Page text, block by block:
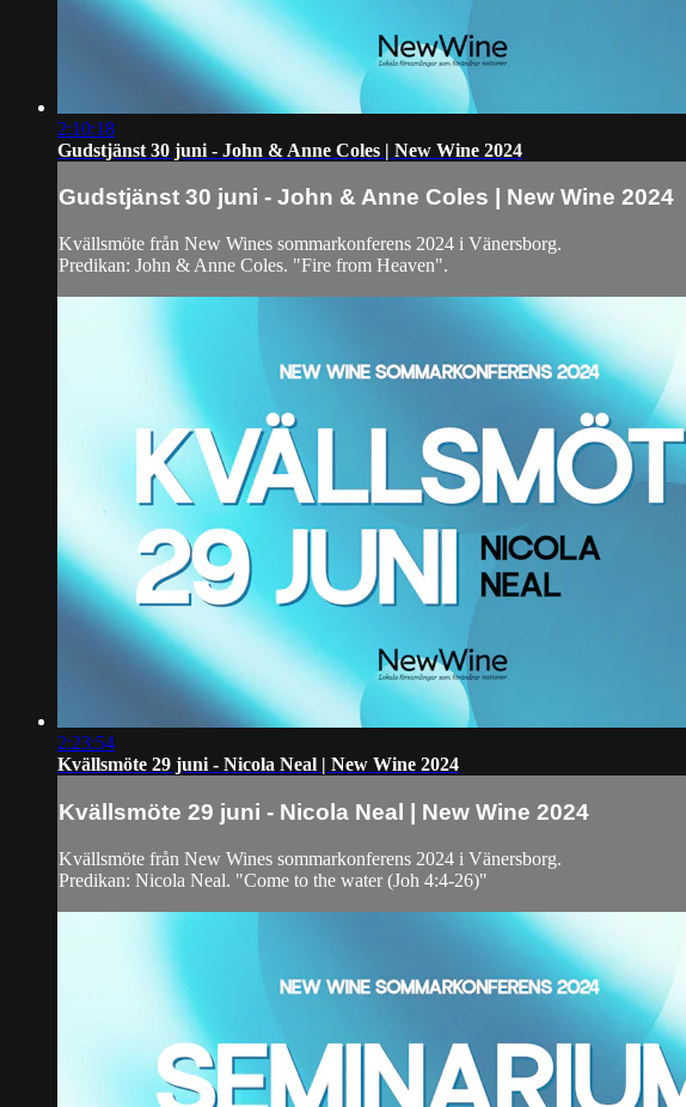
2:10:18
Gudstjänst 30 juni - John & Anne Coles | New Wine 2024
Gudstjänst 30 juni - John & Anne Coles | New Wine 2024
Kvällsmöte från New Wines sommarkonferens 2024 i Vänersborg.
Predikan: John & Anne Coles. "Fire from Heaven".
2:23:54
Kvällsmöte 29 juni - Nicola Neal | New Wine 2024
Kvällsmöte 29 juni - Nicola Neal | New Wine 2024
Kvällsmöte från New Wines sommarkonferens 2024 i Vänersborg.
Predikan: Nicola Neal. "Come to the water (Joh 4:4-26)"